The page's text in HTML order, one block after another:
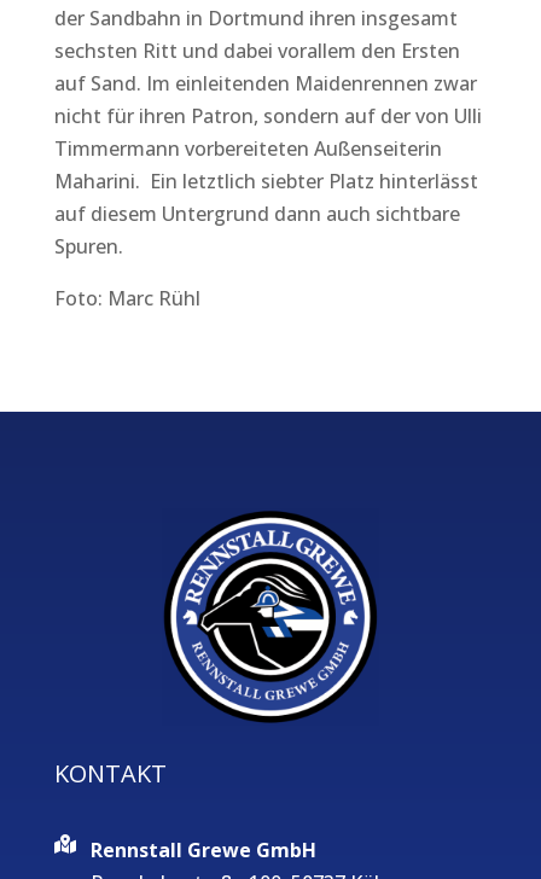
der Sandbahn in Dortmund ihren insgesamt
sechsten Ritt und dabei vorallem den Ersten
auf Sand. Im einleitenden Maidenrennen zwar
nicht für ihren Patron, sondern auf der von Ulli
Timmermann vorbereiteten Außenseiterin
Maharini. Ein letztlich siebter Platz hinterlässt
auf diesem Untergrund dann auch sichtbare
Spuren.
Foto: Marc Rühl
KONTAKT
Rennstall Grewe GmbH